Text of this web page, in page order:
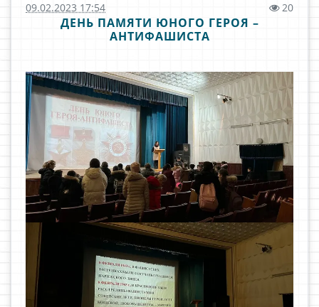
09.02.2023 17:54 20
ДЕНЬ ПАМЯТИ ЮНОГО ГЕРОЯ –
АНТИФАШИСТА